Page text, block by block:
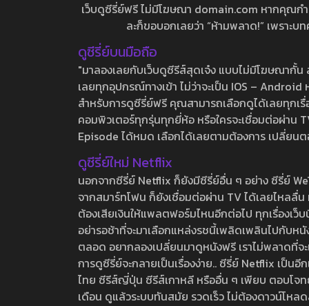
เว็บดูซีรี่ย์ฟรี ไม่มีโฆษณา domain.com หากคุณก
ละก็ขอบอกเลยว่า “ห้ามพลาด!” เพราะ
ดูซีรี่ย์บนมือถือ
"มาลองเลยกับเว็บดูซีรีส์สุดเจ๋ง แบบไม่มีโฆษณากั้
เลยทุกอุปกรณ์ทางเข้า ไม่ว่าจะเป็น IOS –
สำหรับการดูซีรี่ย์ฟรี คุณสามารถเลือกดูได้เลยทุกเ
คอมพิวเตอร์ทุกรุ่นทุกยี่ห้อ หรือใครจะเชื่อมต่อผ่าน
Episode ได้หมด เลือกได้เลยตามต้องการ เปลี่ยน
ดูซีรี่ย์ใหม่ Netflix
นอกจากซีรี่ย์ Netflix ก็ยังมีซีรี่ย์อื่น ๆ อย่าง ซีรี่ย์
จากสมาร์ทโฟน ก็ยังเชื่อมต่อผ่าน TV ได้เลยไหลลื่
ต้องเสียเงินให้แพลตฟอร์มไหนอีกต่อไป ทุกเรื่องเว็
อย่ารอช้าที่จะมาเลือกแหล่งรชนี้เพลิดเพลินไปกับห
ตลอด อยากลองเปลี่ยนมาดูหนังฟรี เราไม่พลาดที่
การดูซีรี่ย์จะกลายเป็นเรื่องง่าย.. ซีรี่ย์ Netflix เป็น
ไทย ซีรีส์ญี่ปุ่น ซีรีส์เกาหลี หรืออื่น ๆ เพียบ ตอบโจท
เดือน ดูแล้วระบบทันสมัย รวดเร็ว ไม่ต้องดาวน์โห